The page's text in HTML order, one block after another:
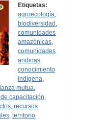
Etiquetas:
agroecología,
biodiversidad ,
comunidades
amazónicas,
comunidades
andinas,
conocimiento
indígena,
mutua,
capacitación,
, recursos
, territorio